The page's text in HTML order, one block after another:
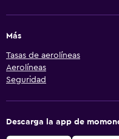
Más
Tasas de aerolíneas
Aerolíneas
Seguridad
Descarga la app de